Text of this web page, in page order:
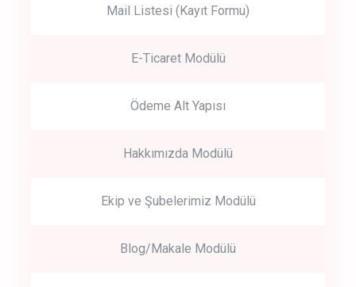
Mail Listesi (Kayıt Formu)
E-Ticaret Modülü
Ödeme Alt Yapısı
Hakkımızda Modülü
Ekip ve Şubelerimiz Modülü
Blog/Makale Modülü